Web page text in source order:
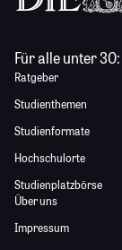
Für alle unter 30:
Ratgeber
Studienthemen
Studienformate
Hochschulorte
Studienplatzbörse
Über uns
Impressum